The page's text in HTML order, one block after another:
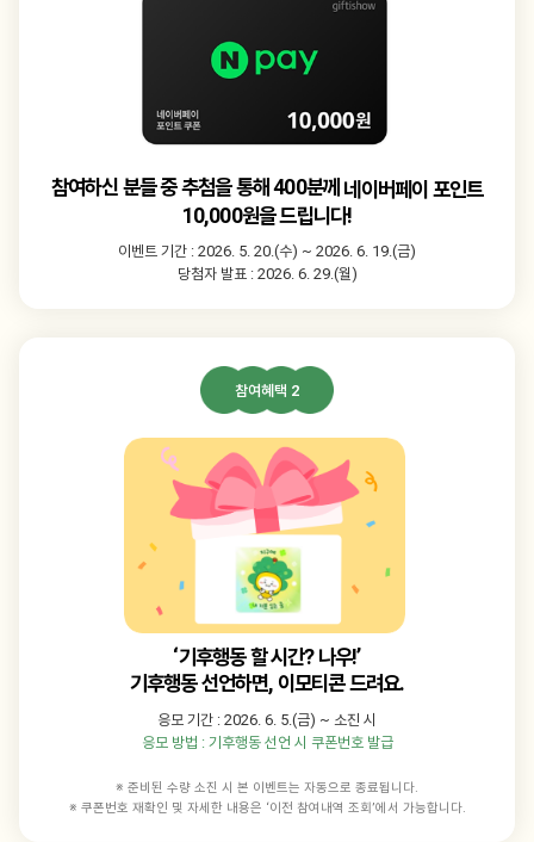
참여하신 분들 중 추첨을 통해 400분께 네이버페이 포인트
10,000원을 드립니다!
이벤트 기간 : 2026. 5. 20.(수) ~ 2026. 6. 19.(금)
당첨자 발표 : 2026. 6. 29.(월)
참여혜택 2
‘기후행동 할 시간? 나우!’
기후행동 선언하면, 이모티콘 드려요.
응모 기간 : 2026. 6. 5.(금) ~ 소진 시
응모 방법 : 기후행동 선언 시 쿠폰번호 발급
※ 준비된 수량 소진 시 본 이벤트는 자동으로 종료됩니다.
※ 쿠폰번호 재확인 및 자세한 내용은 ‘이전 참여내역 조회’에서 가능합니다.